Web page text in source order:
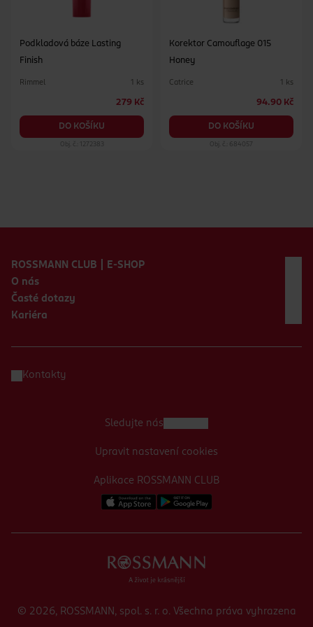
Podkladová báze Lasting
Finish
Rimmel 1 ks
279 Kč
DO KOŠÍKU
Obj. č.: 1272383
Korektor Camouflage 015
Honey
Catrice 1 ks
94.90 Kč
DO KOŠÍKU
Obj. č.: 684057
ROSSMANN CLUB | E-SHOP
O nás
Časté dotazy
Kariéra
Kontakty
Aplikace ROSSMANN CLUB
Sledujte nás
Upravit nastavení cookies
© 2026, ROSSMANN, spol. s. r. o. Všechna práva vyhrazena